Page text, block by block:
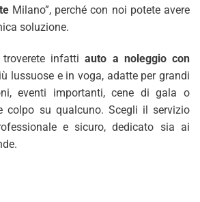
Milano”, perché con noi potete avere
soluzione.
infattiauto a noleggio con
lussuose e in voga, adatte per grandi
eventi importanti, cene di gala o
colpo su qualcuno. Scegli il servizio
e sicuro, dedicato sia ai